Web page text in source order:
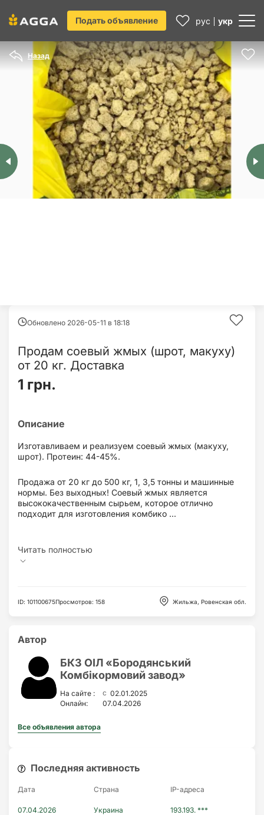
Подать объявление рус укр
Назад
Обновлено 2026-05-11 в 18:18
Продам соевый жмых (шрот, макуху)
от 20 кг. Доставка
1 грн.
Изготавливаем и реализуем соевый жмых (макуху,
шрот). Протеин: 44-45%.
Продажа от 20 кг до 500 кг, 1, 3,5 тонны и машинные
нормы. Без выходных! Соевый жмых является
высококачественным сырьем, которое отлично
подходит для изготовления комбико ...
ID: 101100675Просмотров: 158 Жильжа, Ровенская обл.
Автор
БКЗ ОІЛ «Бородянський
Комбікормовий завод»
На сайте : c 02.01.2025
Онлайн:
07.04.2026
Все объявления автора
Последняя активность
Дата Страна IP-адресa
07.04.2026 Украина
193.193. ***